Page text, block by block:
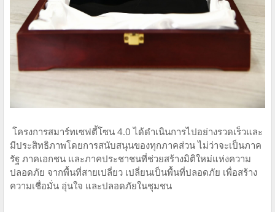
โครงการสมาร์ทเซฟตี้โซน 4.0 ได้ดำเนินการไปอย่างรวดเร็วและ
มีประสิทธิภาพโดยการสนับสนุนของทุกภาคส่วน ไม่ว่าจะเป็นภาค
รัฐ ภาคเอกชน และภาคประชาชนที่ช่วยสร้างมิติใหม่แห่งความ
ปลอดภัย จากพื้นที่สายเปลี่ยว เปลี่ยนเป็นพื้นที่ปลอดภัย เพื่อสร้าง
ความเชื่อมั่น อุ่นใจ และปลอดภัยในชุมชน